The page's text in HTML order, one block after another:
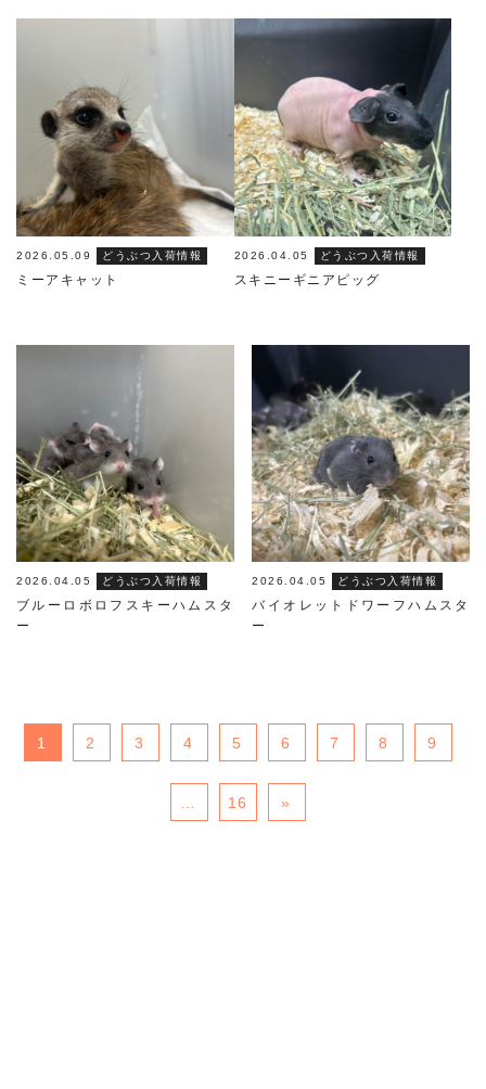
2026.05.09 どうぶつ入荷情報
ミーアキャット
2026.04.05 どうぶつ入荷情報
スキニーギニアピッグ
2026.04.05 どうぶつ入荷情報
ブルーロボロフスキーハムスタ
ー
2026.04.05 どうぶつ入荷情報
バイオレットドワーフハムスタ
ー
1 2 3 4 5 6 7 8 9
16 »